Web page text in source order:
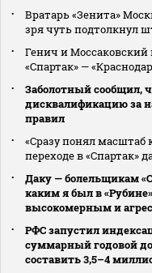
Вратарь «Зенита»
зря чуть подтолкнул
Генич и
«Спартак» —
Заболотный сообщил,
дисквалификацию за
правил
«Сразу понял масштаб
переходе в «Спартак»
Даку — болельщикам
каким я был в
высокомерным и
РФС запустил
суммарный годовой
составить 3,5–4